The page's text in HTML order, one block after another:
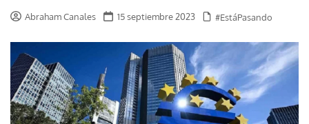
Abraham Canales 15 septiembre 2023 #EstáPasando